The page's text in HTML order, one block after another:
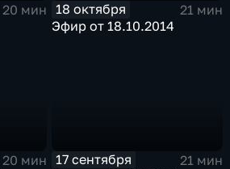
20 мин
18 октября
21 мин
Эфир от 18.10.2014
20 мин
17 сентября
21 мин